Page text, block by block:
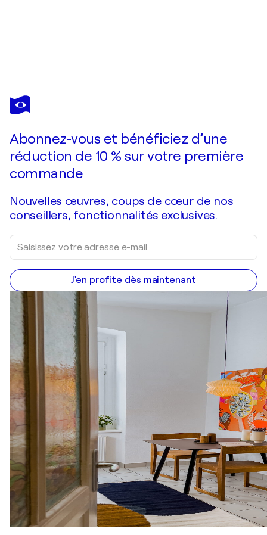
ERIKA SEYWALD
Wie eine Brandung
Abonnez-vous et bénéficiez d’une
réduction de 10 % sur votre première
commande
Nouvelles œuvres, coups de cœur de nos
conseillers, fonctionnalités exclusives.
J'en profite dès maintenant